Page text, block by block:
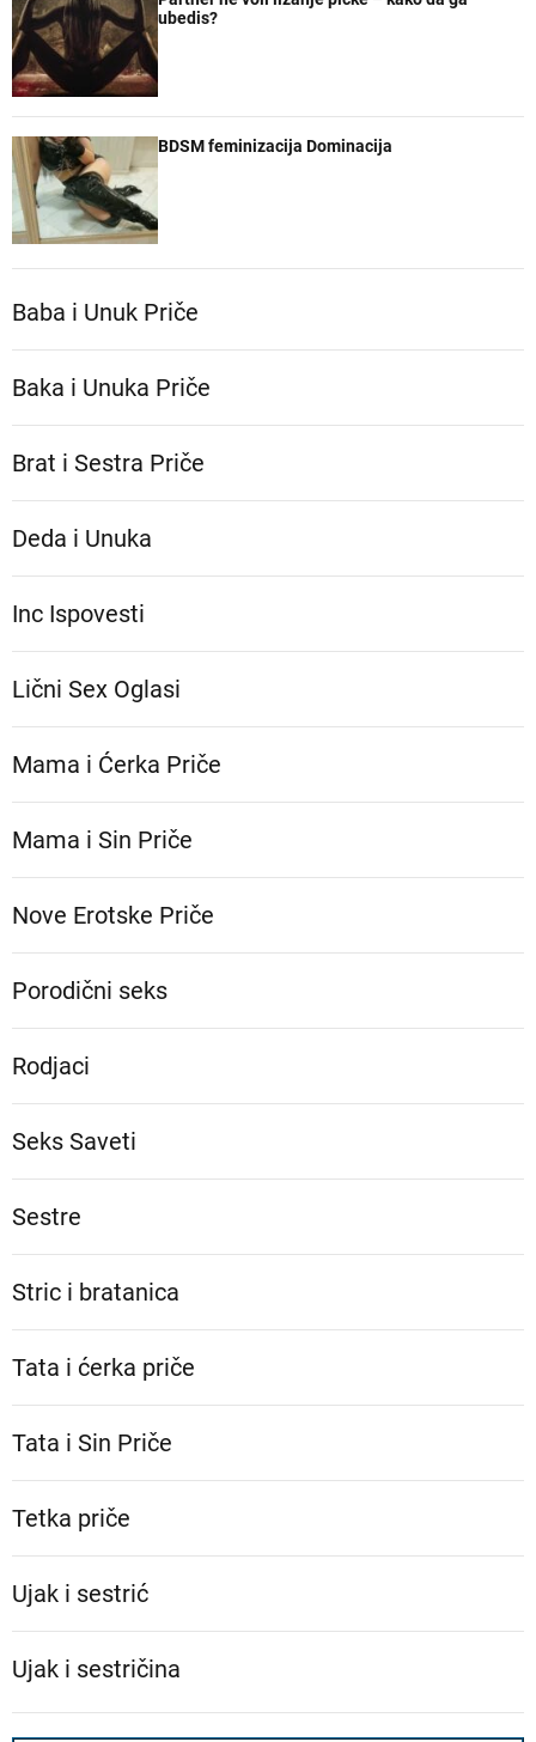
ubedis?
BDSM feminizacija Dominacija
Baba i Unuk Priče
Baka i Unuka Pričе
Brat i Sestra Priče
Deda i Unuka
Inc Ispovesti
Lični Sex Oglasi
Mama i Ćerka Priče
Mama i Sin Priče
Nove Erotske Priče
Porodični seks
Rodjaci
Seks Saveti
Sestre
Stric i bratanica
Tata i ćerka priče
Tata i Sin Priče
Tetka priče
Ujak i sestrić
Ujak i sestričina